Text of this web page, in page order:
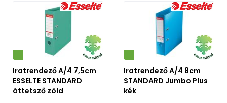
Iratrendező A/4 7,5cm
ESSELTE STANDARD
áttetsző zöld
Környezetbarát
Iratrendező A/4 8cm
STANDARD Jumbo Plus
kék